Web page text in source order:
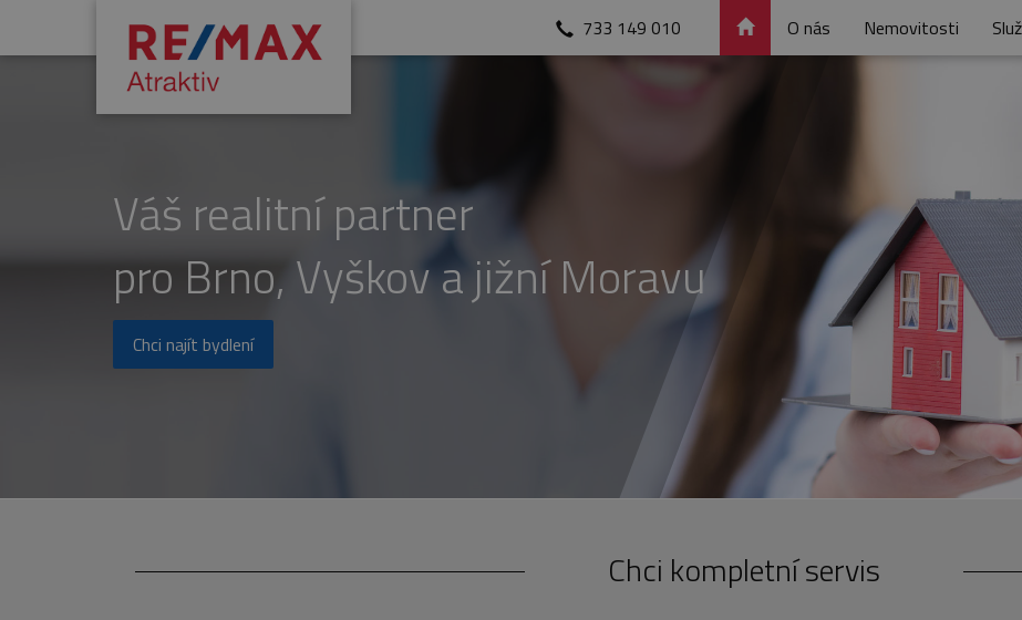
733 149 010 O nás Nemovitosti
Váš realitní partner
pro Brno, Vyškov a jižní Moravu
Chci najít bydlení
Chci kompletní servis